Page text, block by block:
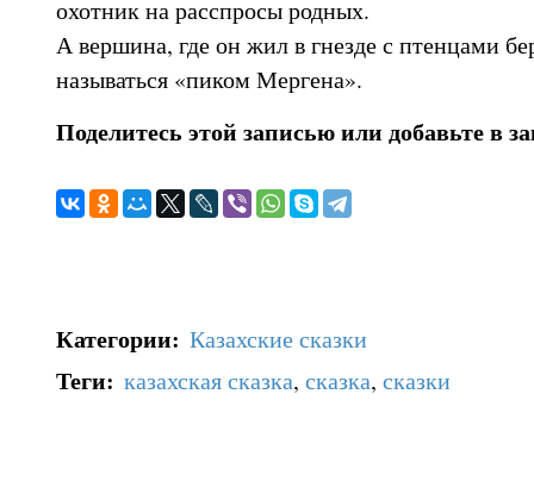
охотник на расспросы родных.
А вершина, где он жил в гнезде с птенцами
называться «пиком Мергена».
Поделитесь этой записью или добавьте в
Категории: Казахские сказки
Теги: казахская сказка, сказка, сказки